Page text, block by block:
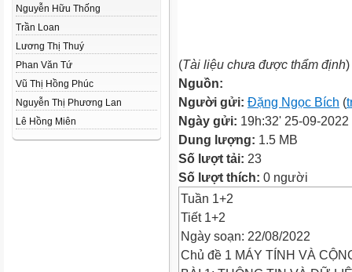
Nguyễn Hữu Thống
Trần Loan
Lương Thị Thuý
Phan Văn Tứ
Vũ Thị Hồng Phúc
Nguyễn Thị Phương Lan
Lê Hồng Miên
(Tài liệu chưa được thẩm định)
Nguồn:
Người gửi: Đặng Ngọc Bích (
Ngày gửi: 19h:32' 25-09-2022
Dung lượng: 1.5 MB
Số lượt tải: 23
Số lượt thích: 0 người
Tuần 1+2
Tiết 1+2
Ngày soạn: 22/08/2022
Chủ đề 1 MÁY TÍNH VÀ